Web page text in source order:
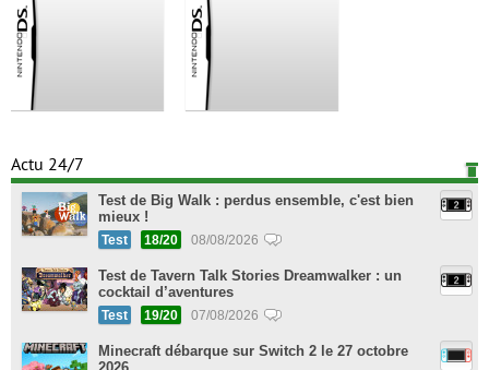
Actu 24/7
Test de Big Walk : perdus ensemble, c'est bien
mieux !
Test 18/20 08/08/2026
Test de Tavern Talk Stories Dreamwalker : un
cocktail d’aventures
Test 19/20 07/08/2026
Minecraft débarque sur Switch 2 le 27 octobre